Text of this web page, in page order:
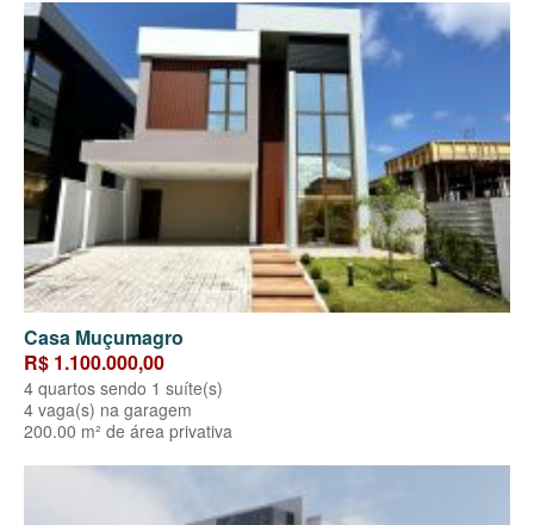
Casa Muçumagro
R$ 1.100.000,00
4 quartos sendo 1 suíte(s)
4 vaga(s) na garagem
200.00 m² de área privativa